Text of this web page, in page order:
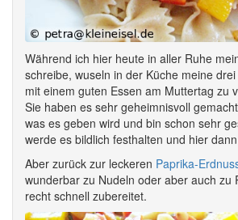
Während ich hier heute in aller Ruhe
schreibe, wuseln in der Küche meine
mit einem guten Essen am Muttertag zu
Sie haben es sehr geheimnisvoll
was es geben wird und bin schon sehr
werde es bildlich festhalten und hier
Aber zurück zur leckeren Paprika-
wunderbar zu Nudeln oder aber auch zu
recht schnell zubereitet.